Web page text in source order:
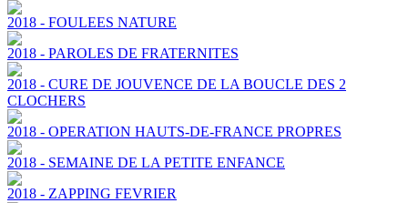
2018 - FOULEES NATURE
2018 - PAROLES DE FRATERNITES
2018 - CURE DE JOUVENCE DE LA BOUCLE DES 2
CLOCHERS
2018 - OPERATION HAUTS-DE-FRANCE PROPRES
2018 - SEMAINE DE LA PETITE ENFANCE
2018 - ZAPPING FEVRIER